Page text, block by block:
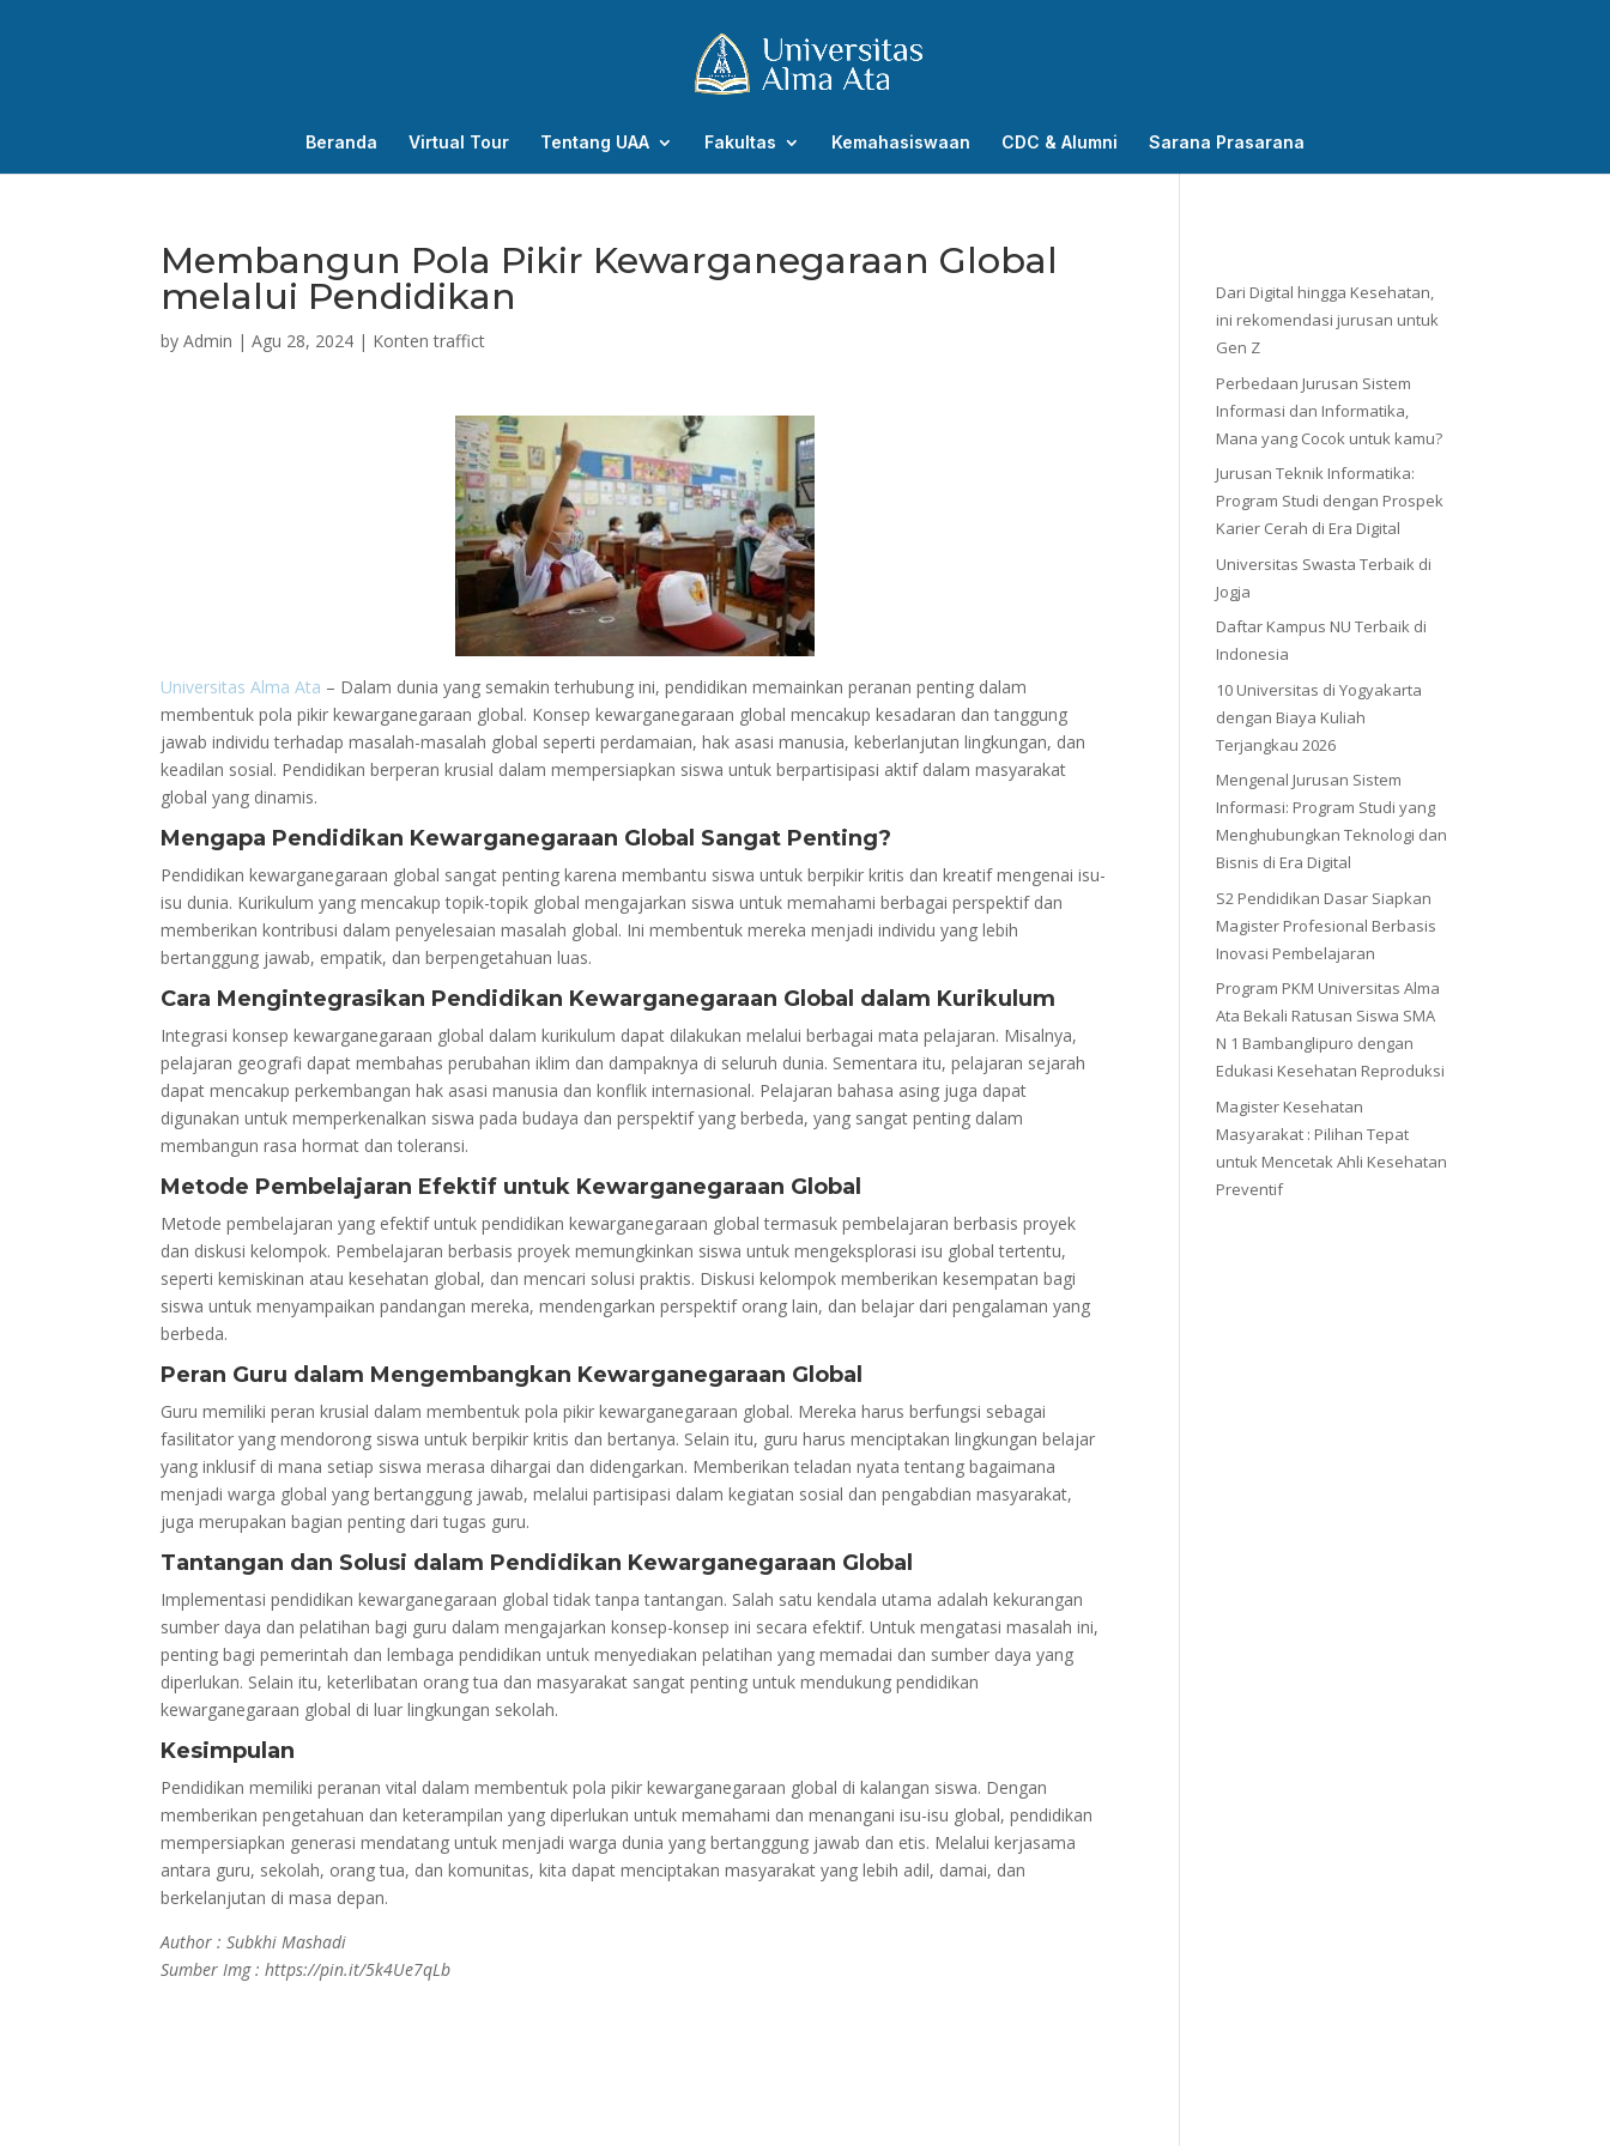
Beranda Virtual Tour Tentang UAA Fakultas Kemahasiswaan CDC & Alumni Sarana Prasarana
Membangun Pola Pikir Kewarganegaraan Global
melalui Pendidikan
byAdmin |Agu 28, 2024 | Konten traffict
Universitas Alma Ata – Dalam dunia yang semakin terhubung ini, pendidikan memainkan peranan penting dalam
membentuk pola pikir kewarganegaraan global. Konsep kewarganegaraan global mencakup kesadaran dan tanggung
jawab individu terhadap masalah-masalah global seperti perdamaian, hak asasi manusia, keberlanjutan lingkungan, dan
keadilan sosial. Pendidikan berperan krusial dalam mempersiapkan siswa untuk berpartisipasi aktif dalam masyarakat
global yang dinamis.
Mengapa Pendidikan Kewarganegaraan Global Sangat Penting?
Pendidikan kewarganegaraan global sangat penting karena membantu siswa untuk berpikir kritis dan kreatif mengenai isu-
isu dunia. Kurikulum yang mencakup topik-topik global mengajarkan siswa untuk memahami berbagai perspektif dan
memberikan kontribusi dalam penyelesaian masalah global. Ini membentuk mereka menjadi individu yang lebih
bertanggung jawab, empatik, dan berpengetahuan luas.
Cara Mengintegrasikan Pendidikan Kewarganegaraan Global dalam Kurikulum
Integrasi konsep kewarganegaraan global dalam kurikulum dapat dilakukan melalui berbagai mata pelajaran. Misalnya,
pelajaran geografi dapat membahas perubahan iklim dan dampaknya di seluruh dunia. Sementara itu, pelajaran sejarah
dapat mencakup perkembangan hak asasi manusia dan konflik internasional. Pelajaran bahasa asing juga dapat
digunakan untuk memperkenalkan siswa pada budaya dan perspektif yang berbeda, yang sangat penting dalam
membangun rasa hormat dan toleransi.
Metode Pembelajaran Efektif untuk Kewarganegaraan Global
Metode pembelajaran yang efektif untuk pendidikan kewarganegaraan global termasuk pembelajaran berbasis proyek
dan diskusi kelompok. Pembelajaran berbasis proyek memungkinkan siswa untuk mengeksplorasi isu global tertentu,
seperti kemiskinan atau kesehatan global, dan mencari solusi praktis. Diskusi kelompok memberikan kesempatan bagi
siswa untuk menyampaikan pandangan mereka, mendengarkan perspektif orang lain, dan belajar dari pengalaman yang
berbeda.
Peran Guru dalam Mengembangkan Kewarganegaraan Global
Guru memiliki peran krusial dalam membentuk pola pikir kewarganegaraan global. Mereka harus berfungsi sebagai
fasilitator yang mendorong siswa untuk berpikir kritis dan bertanya. Selain itu, guru harus menciptakan lingkungan belajar
yang inklusif di mana setiap siswa merasa dihargai dan didengarkan. Memberikan teladan nyata tentang bagaimana
menjadi warga global yang bertanggung jawab, melalui partisipasi dalam kegiatan sosial dan pengabdian masyarakat,
juga merupakan bagian penting dari tugas guru.
Tantangan dan Solusi dalam Pendidikan Kewarganegaraan Global
Implementasi pendidikan kewarganegaraan global tidak tanpa tantangan. Salah satu kendala utama adalah kekurangan
sumber daya dan pelatihan bagi guru dalam mengajarkan konsep-konsep ini secara efektif. Untuk mengatasi masalah ini,
penting bagi pemerintah dan lembaga pendidikan untuk menyediakan pelatihan yang memadai dan sumber daya yang
diperlukan. Selain itu, keterlibatan orang tua dan masyarakat sangat penting untuk mendukung pendidikan
kewarganegaraan global di luar lingkungan sekolah.
Kesimpulan
Pendidikan memiliki peranan vital dalam membentuk pola pikir kewarganegaraan global di kalangan siswa. Dengan
memberikan pengetahuan dan keterampilan yang diperlukan untuk memahami dan menangani isu-isu global, pendidikan
mempersiapkan generasi mendatang untuk menjadi warga dunia yang bertanggung jawab dan etis. Melalui kerjasama
antara guru, sekolah, orang tua, dan komunitas, kita dapat menciptakan masyarakat yang lebih adil, damai, dan
berkelanjutan di masa depan.
Author : Subkhi Mashadi
Sumber Img : https://pin.it/5k4Ue7qLb
Dari Digital hingga Kesehatan,
ini rekomendasi jurusan untuk
Gen Z
Perbedaan Jurusan Sistem
Informasi dan Informatika,
Mana yang Cocok untuk kamu?
Jurusan Teknik Informatika:
Program Studi dengan Prospek
Karier Cerah di Era Digital
Universitas Swasta Terbaik di
Jogja
Daftar Kampus NU Terbaik di
Indonesia
10 Universitas di Yogyakarta
dengan Biaya Kuliah
Terjangkau 2026
Mengenal Jurusan Sistem
Informasi: Program Studi yang
Menghubungkan Teknologi dan
Bisnis di Era Digital
S2 Pendidikan Dasar Siapkan
Magister Profesional Berbasis
Inovasi Pembelajaran
Program PKM Universitas Alma
Ata Bekali Ratusan Siswa SMA
N 1 Bambanglipuro dengan
Edukasi Kesehatan Reproduksi
Magister Kesehatan
Masyarakat : Pilihan Tepat
untuk Mencetak Ahli Kesehatan
Preventif